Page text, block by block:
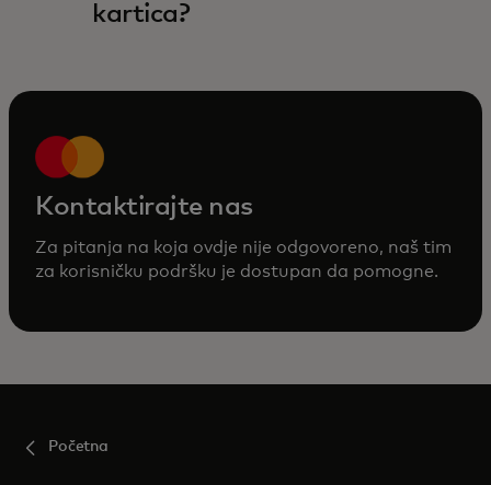
kartica?
Kontaktirajte nas
Za pitanja na koja ovdje nije odgovoreno, naš tim
za korisničku podršku je dostupan da pomogne.
Početna